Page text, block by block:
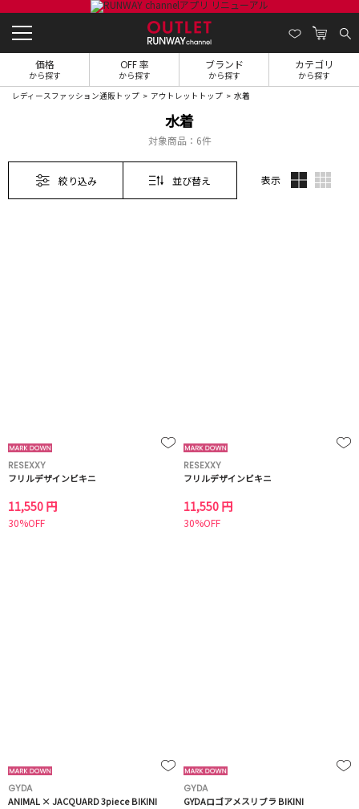
価格
から探す
OFF 率
から探す
ブランド
から探す
カテゴリ
から探す
レディースファッション通販トップ アウトレットトップ 水着
水着
対象商品： 6件
絞り込み 並び替え 表示
RESEXXY
フリルデザインビキニ
11,550 円
30%OFF
RESEXXY
フリルデザインビキニ
11,550 円
30%OFF
GYDA
ANIMAL × JACQUARD 3piece BIKINI
GYDA
GYDAロゴアメスリブラ BIKINI